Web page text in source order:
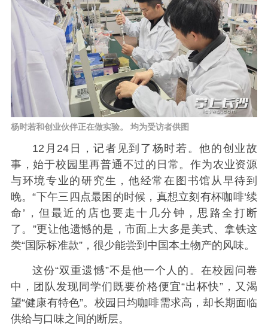
杨时若和创业伙伴正在做实验。 均为受访者供图
12月24日，记者见到了杨时若。他的创业故
事，始于校园里再普通不过的日常。作为农业资源
与环境专业的研究生，他经常在图书馆从早待到
晚。“下午三四点最困的时候，真想立刻有杯咖啡‘续
命’，但最近的店也要走十几分钟，思路全打断
了。”更让他遗憾的是，市面上大多是美式、拿铁这
类“国际标准款”，很少能尝到中国本土物产的风味。
这份“双重遗憾”不是他一个人的。在校园问卷
中，团队发现同学们既要价格便宜“出杯快”，又渴
望“健康有特色”。校园日均咖啡需求高，却长期面临
供给与口味之间的断层。